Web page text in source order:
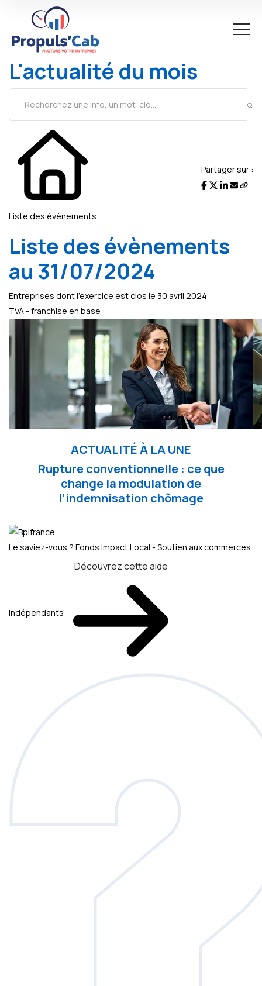
L'actualité du mois
Liste des évènements
Partager sur :
Liste des évènements
au 31/07/2024
Entreprises dont l'exercice est clos le 30 avril 2024
TVA - franchise en base
ACTUALITÉ À LA UNE
Rupture conventionnelle : ce que
change la modulation de
l’indemnisation chômage
Le saviez-vous ? Fonds Impact Local - Soutien aux commerces
indépendants
Découvrez cette aide